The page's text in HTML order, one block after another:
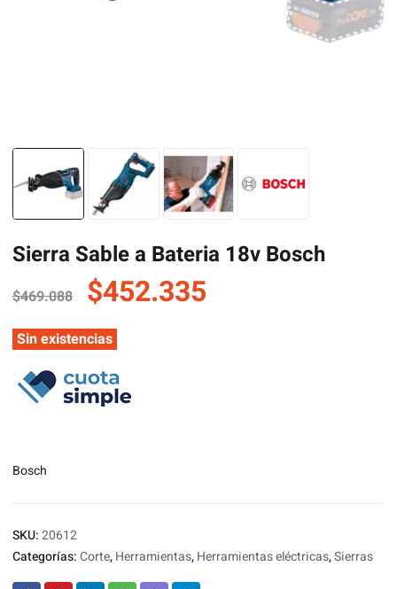
Sierra Sable a Bateria 18v Bosch
$469.088 El
precio
original
era:
$469.088.
$452.335
Sin existencias
Bosch
SKU:20612
Categorías:Corte,Herramientas,Herramientas eléctricas,Sierras